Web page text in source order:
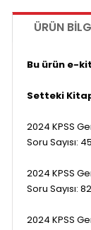
ÜRÜN
Bu ürün e-
Setteki
2024 KPSS
Soru Sayısı:
2024 KPSS
Soru Sayısı:
2024 KPSS